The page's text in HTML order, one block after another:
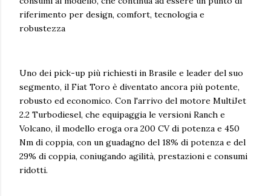
riferimento per design, comfort, tecnologia e
robustezza
Uno dei pick-up più richiesti in Brasile e leader del suo
segmento, il Fiat Toro è diventato ancora più potente,
robusto ed economico. Con l'arrivo del motore MultiJet
2.2 Turbodiesel, che equipaggia le versioni Ranch e
Volcano, il modello eroga ora 200 CV di potenza e 450
Nm di coppia, con un guadagno del 18% di potenza e del
29% di coppia, coniugando agilità, prestazioni e consumi
ridotti.